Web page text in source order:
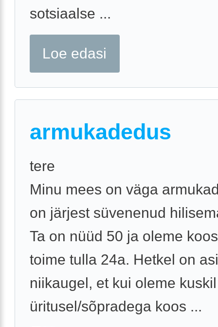
sotsiaalse ...
Loe edasi
armukadedus
tere
Minu mees on väga
on järjest süvenenud
Ta on nüüd 50 ja oleme
toime tulla 24a. Hetkel on asi
niikaugel, et kui oleme kuskil
üritusel/sõpradega koos ...